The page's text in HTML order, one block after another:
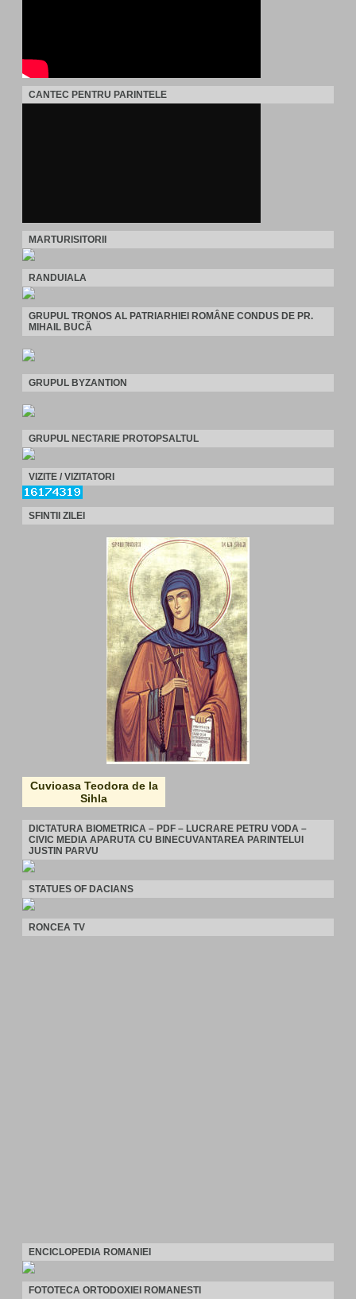
CANTEC PENTRU PARINTELE
MARTURISITORII
RANDUIALA
GRUPUL TRONOS AL PATRIARHIEI ROMÂNE CONDUS DE PR.
MIHAIL BUCĂ
GRUPUL BYZANTION
GRUPUL NECTARIE PROTOPSALTUL
VIZITE / VIZITATORI
SFINTII ZILEI
Cuvioasa Teodora de la
Sihla
DICTATURA BIOMETRICA – PDF – LUCRARE PETRU VODA –
CIVIC MEDIA APARUTA CU BINECUVANTAREA PARINTELUI
JUSTIN PARVU
STATUES OF DACIANS
RONCEA TV
ENCICLOPEDIA ROMANIEI
FOTOTECA ORTODOXIEI ROMANESTI